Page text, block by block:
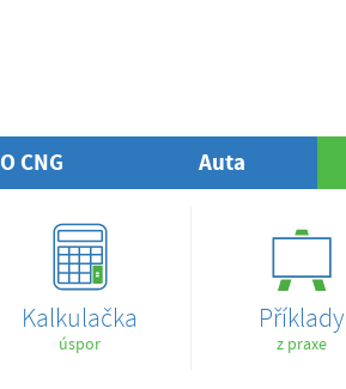
O CNG Auta
Kalkulačka
úspor
Příklady
z praxe